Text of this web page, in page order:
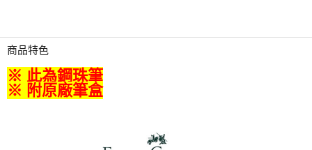
商品特色
※ 此為鋼珠筆
※ 附原廠筆盒